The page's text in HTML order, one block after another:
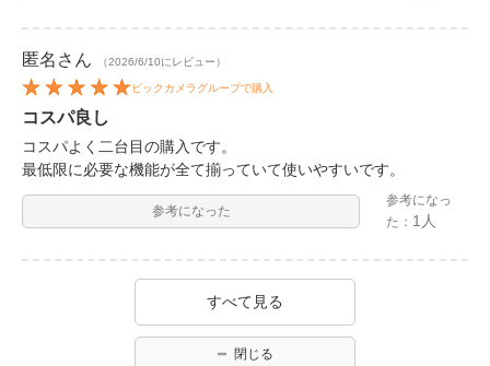
匿名 さん （2026/6/10にレビュー）
ビックカメラグループで購入
コスパ良し
コスパよく二台目の購入です。
最低限に必要な機能が全て揃っていて使いやすいです。
参考になった
参考になっ
た： 1人
すべて見る
閉じる